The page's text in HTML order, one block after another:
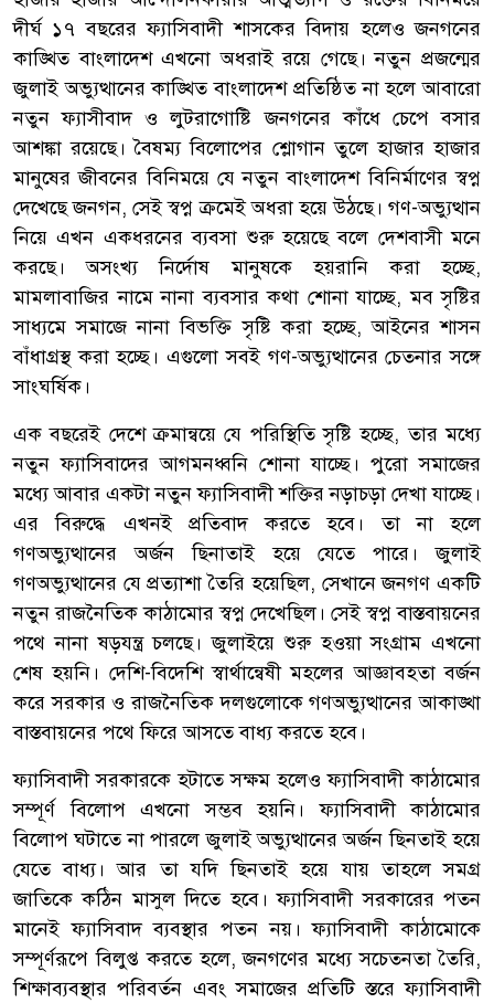
দীর্ঘ ১৭ বছরের ফ্যাসিবাদী শাসকের বিদায় হলেও জনগনের
কাঙ্খিত বাংলাদেশ এখনো অধরাই রয়ে গেছে। নতুন প্রজন্মের
জুলাই অভ্যুত্থানের কাঙ্খিত বাংলাদেশ প্রতিষ্ঠিত না হলে আবারো
নতুন ফ্যাসীবাদ ও লুটরাগোষ্টি জনগনের কাঁধে চেপে বসার
আশঙ্কা রয়েছে। বৈষম্য বিলোপের শ্লোগান তুলে হাজার হাজার
মানুষের জীবনের বিনিময়ে যে নতুন বাংলাদেশ বিনির্মাণের স্বপ্ন
দেখেছে জনগন, সেই স্বপ্ন ক্রমেই অধরা হয়ে উঠছে। গণ-অভ্যুত্থান
নিয়ে এখন একধরনের ব্যবসা শুরু হয়েছে বলে দেশবাসী মনে
করছে। অসংখ্য নির্দোষ মানুষকে হয়রানি করা হচ্ছে,
মামলাবাজির নামে নানা ব্যবসার কথা শোনা যাচ্ছে, মব সৃষ্টির
সাধ্যমে সমাজে নানা বিভক্তি সৃষ্টি করা হচ্ছে, আইনের শাসন
বাঁধাগ্রস্থ করা হচ্ছে। এগুলো সবই গণ-অভ্যুত্থানের চেতনার সঙ্গে
সাংঘর্ষিক।
এক বছরেই দেশে ক্রমান্বয়ে যে পরিস্থিতি সৃষ্টি হচ্ছে, তার মধ্যে
নতুন ফ্যাসিবাদের আগমনধ্বনি শোনা যাচ্ছে। পুরো সমাজের
মধ্যে আবার একটা নতুন ফ্যাসিবাদী শক্তির নড়াচড়া দেখা যাচ্ছে।
এর বিরুদ্ধে এখনই প্রতিবাদ করতে হবে। তা না হলে
গণঅভ্যুত্থানের অর্জন ছিনাতাই হয়ে যেতে পারে। জুলাই
গণঅভ্যুত্থানের যে প্রত্যাশা তৈরি হয়েছিল, সেখানে জনগণ একটি
নতুন রাজনৈতিক কাঠামোর স্বপ্ন দেখেছিল। সেই স্বপ্ন বাস্তবায়নের
পথে নানা ষড়যন্ত্র চলছে। জুলাইয়ে শুরু হওয়া সংগ্রাম এখনো
শেষ হয়নি। দেশি-বিদেশি স্বার্থান্বেষী মহলের আজ্ঞাবহতা বর্জন
করে সরকার ও রাজনৈতিক দলগুলোকে গণঅভ্যুত্থানের আকাঙ্খা
বাস্তবায়নের পথে ফিরে আসতে বাধ্য করতে হবে।
ফ্যাসিবাদী সরকারকে হটাতে সক্ষম হলেও ফ্যাসিবাদী কাঠামোর
সম্পূর্ণ বিলোপ এখনো সম্ভব হয়নি। ফ্যাসিবাদী কাঠামোর
বিলোপ ঘটাতে না পারলে জুলাই অভ্যুত্থানের অর্জন ছিনতাই হয়ে
যেতে বাধ্য। আর তা যদি ছিনতাই হয়ে যায় তাহলে সমগ্র
জাতিকে কঠিন মাসুল দিতে হবে। ফ্যাসিবাদী সরকারের পতন
মানেই ফ্যাসিবাদ ব্যবস্থার পতন নয়। ফ্যাসিবাদী কাঠামোকে
সম্পূর্ণরূপে বিলুপ্ত করতে হলে, জনগণের মধ্যে সচেতনতা তৈরি,
শিক্ষাব্যবস্থার পরিবর্তন এবং সমাজের প্রতিটি স্তরে ফ্যাসিবাদী